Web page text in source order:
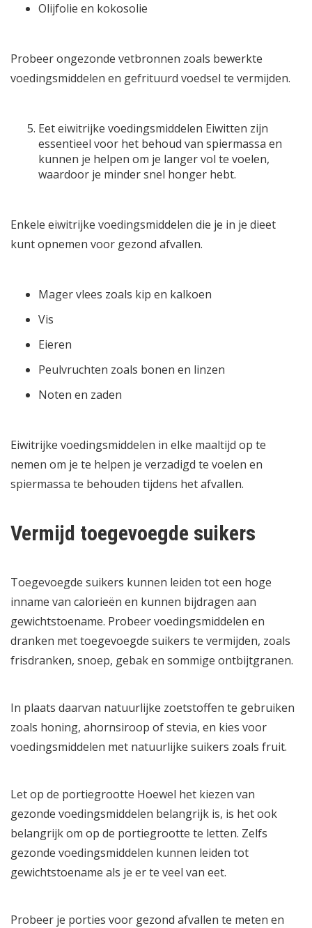
Olijfolie en kokosolie
Probeer ongezonde vetbronnen zoals bewerkte
voedingsmiddelen en gefrituurd voedsel te vermijden.
Eet eiwitrijke voedingsmiddelen Eiwitten zijn
essentieel voor het behoud van spiermassa en
kunnen je helpen om je langer vol te voelen,
waardoor je minder snel honger hebt.
Enkele eiwitrijke voedingsmiddelen die je in je dieet
kunt opnemen voor gezond afvallen.
Mager vlees zoals kip en kalkoen
Vis
Eieren
Peulvruchten zoals bonen en linzen
Noten en zaden
Eiwitrijke voedingsmiddelen in elke maaltijd op te
nemen om je te helpen je verzadigd te voelen en
spiermassa te behouden tijdens het afvallen.
Vermijd toegevoegde suikers
Toegevoegde suikers kunnen leiden tot een hoge
inname van calorieën en kunnen bijdragen aan
gewichtstoename. Probeer voedingsmiddelen en
dranken met toegevoegde suikers te vermijden, zoals
frisdranken, snoep, gebak en sommige ontbijtgranen.
In plaats daarvan natuurlijke zoetstoffen te gebruiken
zoals honing, ahornsiroop of stevia, en kies voor
voedingsmiddelen met natuurlijke suikers zoals fruit.
Let op de portiegrootte Hoewel het kiezen van
gezonde voedingsmiddelen belangrijk is, is het ook
belangrijk om op de portiegrootte te letten. Zelfs
gezonde voedingsmiddelen kunnen leiden tot
gewichtstoename als je er te veel van eet.
Probeer je porties voor gezond afvallen te meten en